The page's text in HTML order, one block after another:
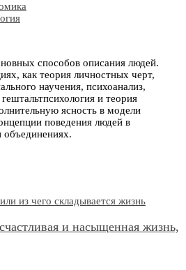
способов описания людей.
как теория личностных черт,
научения, психоанализ,
и теория
ясность в модели
поведения людей в
объединениях.
и насыщенная жизнь,